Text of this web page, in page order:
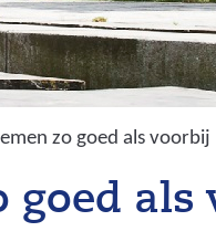
zo goed als voorbij
goed als